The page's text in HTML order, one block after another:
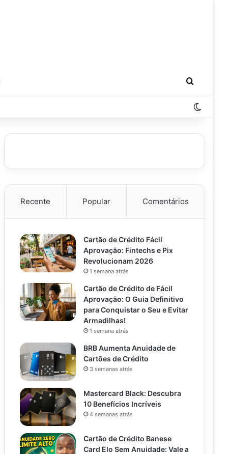
Procurar
Recente Popular Comentários
Cartão de Crédito Fácil
Aprovação: Fintechs e Pix
Revolucionam 2026
1 semana atrás
Cartão de Crédito de Fácil
Aprovação: O Guia Definitivo
para Conquistar o Seu e Evitar
Armadilhas!
1 semana atrás
BRB Aumenta Anuidade de
Cartões de Crédito
3 semanas atrás
Mastercard Black: Descubra
10 Benefícios Incríveis
4 semanas atrás
Cartão de Crédito Banese
Card Elo Sem Anuidade: Vale a